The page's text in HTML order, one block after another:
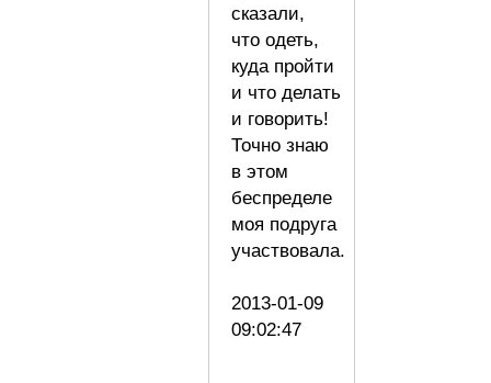
сказали,
что одеть,
куда пройти
и что делать
и говорить!
Точно знаю
в этом
беспределе
моя подруга
участвовала.
2013-01-09
09:02:47